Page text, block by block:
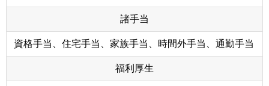
諸手当
資格手当、住宅手当、家族手当、時間外手当、通勤手当
福利厚生